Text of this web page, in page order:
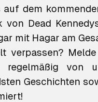
dem
von Dead
mit Hagar am
verpassen?
regelmäßig von
Geschichten